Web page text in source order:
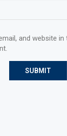
and website